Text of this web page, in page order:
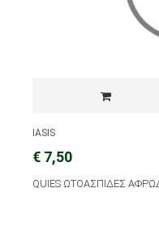
IASIS
€ 7,50
QUIES ΩΤΟΑΣΠΙΔΕΣ